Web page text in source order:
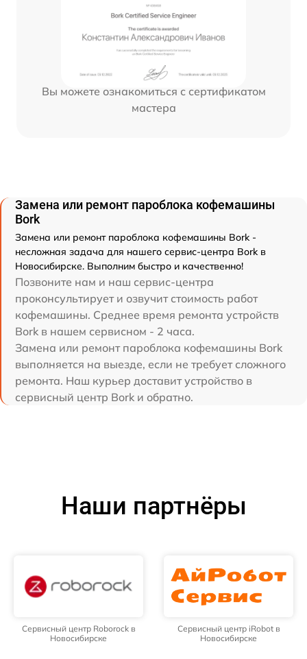
Вы можете ознакомиться с сертификатом
мастера
Замена или ремонт пароблока кофемашины
Bork
Замена или ремонт пароблока кофемашины Bork -
несложная задача для нашего сервис-центра Bork в
Новосибирске. Выполним быстро и качественно!
Позвоните нам и наш сервис-центра
проконсультирует и озвучит стоимость работ
кофемашины. Среднее время ремонта устройств
Bork в нашем сервисном - 2 часа.
Замена или ремонт пароблока кофемашины Bork
выполняется на выезде, если не требует сложного
ремонта. Наш курьер доставит устройство в
сервисный центр Bork и обратно.
Наши партнёры
Сервисный центр Roborock в
Новосибирске
Сервисный центр iRobot в
Новосибирске